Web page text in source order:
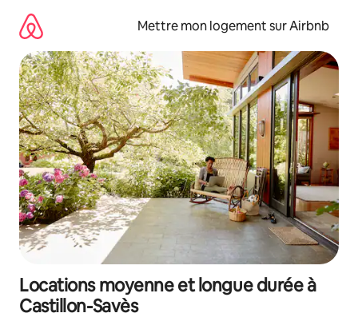
directement
contenu
Mettre mon logement sur Airbnb
Locations moyenne et longue durée à
Castillon-Savès